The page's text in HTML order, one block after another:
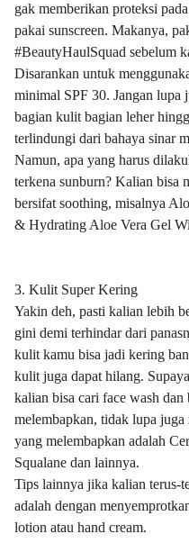
gak memberikan proteksi
pakai sunscreen. Makanya,
#BeautyHaulSquad sebelum
Disarankan untuk
minimal SPF 30. Jangan lupa
bagian kulit bagian leher
terlindungi dari bahaya sinar
Namun, apa yang harus
terkena sunburn? Kalian bisa
bersifat soothing, misalnya
& Hydrating Aloe Vera Gel
3. Kulit Super Kering
Yakin deh, pasti kalian lebih
gini demi terhindar dari
kulit kamu bisa jadi kering
kulit juga dapat hilang.
kalian bisa cari face wash
melembapkan, tidak lupa
yang melembapkan adalah
Squalane dan lainnya.
Tips lainnya jika kalian terus-
adalah dengan
lotion atau hand cream.